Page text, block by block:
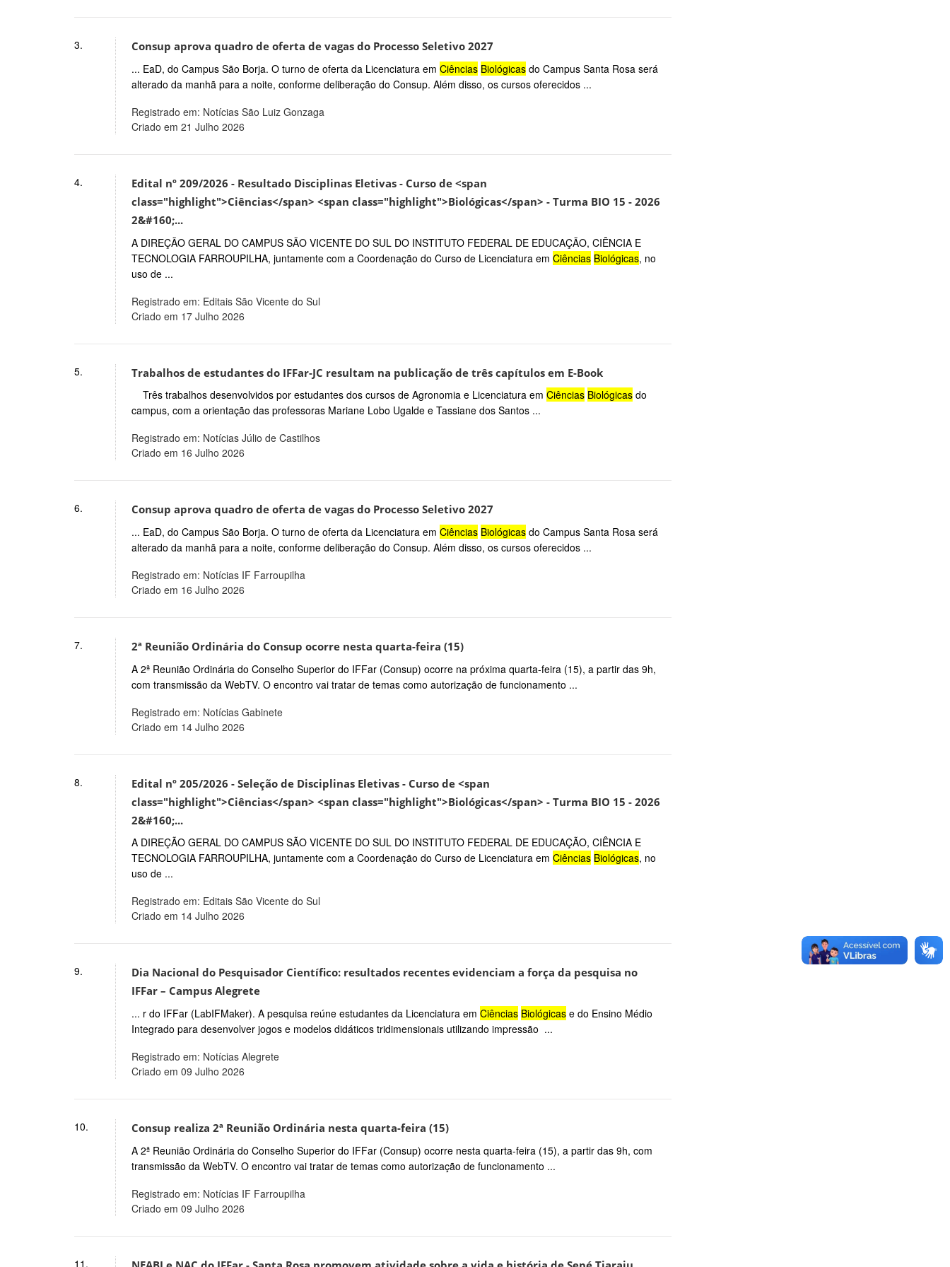
Consup aprova quadro de oferta de vagas do Processo Seletivo 2027
... EaD, do Campus São Borja. O turno de oferta da Licenciatura em Ciências Biológicasdo Campus Santa Rosa será
alterado da manhã para a noite, conforme deliberação do Consup. Além disso, os cursos oferecidos ...
Registrado em: Notícias São Luiz Gonzaga
Criado em 21 Julho 2026
3.
Edital nº 209/2026 - Resultado Disciplinas Eletivas - Curso de <span
class="highlight">Ciências</span> <span class="highlight">Biológicas</span> - Turma BIO 15 - 2026
2&#160;...
A DIREÇÃO GERAL DO CAMPUS SÃO VICENTE DO SUL DO INSTITUTO FEDERAL DE EDUCAÇÃO, CIÊNCIA E
TECNOLOGIA FARROUPILHA, juntamente com a Coordenação do Curso de Licenciatura em Ciências Biológicas, no
uso de ...
Registrado em: Editais São Vicente do Sul
Criado em 17 Julho 2026
4.
Trabalhos de estudantes do IFFar-JC resultam na publicação de três capítulos em E-Book
Três trabalhos desenvolvidos por estudantes dos cursos de Agronomia e Licenciatura em Ciências Biológicasdo
campus, com a orientação das professoras Mariane Lobo Ugalde e Tassiane dos Santos ...
Registrado em: Notícias Júlio de Castilhos
Criado em 16 Julho 2026
5.
Consup aprova quadro de oferta de vagas do Processo Seletivo 2027
... EaD, do Campus São Borja. O turno de oferta da Licenciatura em Ciências Biológicasdo Campus Santa Rosa será
alterado da manhã para a noite, conforme deliberação do Consup. Além disso, os cursos oferecidos ...
Registrado em: Notícias IF Farroupilha
Criado em 16 Julho 2026
6.
2ª Reunião Ordinária do Consup ocorre nesta quarta-feira (15)
A 2ª Reunião Ordinária do Conselho Superior do IFFar (Consup) ocorre na próxima quarta-feira (15), a partir das 9h,
com transmissão da WebTV. O encontro vai tratar de temas como autorização de funcionamento ...
Registrado em: Notícias Gabinete
Criado em 14 Julho 2026
7.
Edital nº 205/2026 - Seleção de Disciplinas Eletivas - Curso de <span
class="highlight">Ciências</span> <span class="highlight">Biológicas</span> - Turma BIO 15 - 2026
2&#160;...
A DIREÇÃO GERAL DO CAMPUS SÃO VICENTE DO SUL DO INSTITUTO FEDERAL DE EDUCAÇÃO, CIÊNCIA E
TECNOLOGIA FARROUPILHA, juntamente com a Coordenação do Curso de Licenciatura em Ciências Biológicas, no
uso de ...
Registrado em: Editais São Vicente do Sul
Criado em 14 Julho 2026
8.
Dia Nacional do Pesquisador Científico: resultados recentes evidenciam a força da pesquisa no
IFFar – Campus Alegrete
... r do IFFar (LabIFMaker). A pesquisa reúne estudantes da Licenciatura em Ciências Biológicase do Ensino Médio
Integrado para desenvolver jogos e modelos didáticos tridimensionais utilizando impressão ...
Registrado em: Notícias Alegrete
Criado em 09 Julho 2026
9.
Consup realiza 2ª Reunião Ordinária nesta quarta-feira (15)
A 2ª Reunião Ordinária do Conselho Superior do IFFar (Consup) ocorre nesta quarta-feira (15), a partir das 9h, com
transmissão da WebTV. O encontro vai tratar de temas como autorização de funcionamento ...
Registrado em: Notícias IF Farroupilha
Criado em 09 Julho 2026
10.
11.